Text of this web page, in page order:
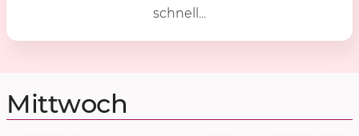
schnell...
Mittwoch